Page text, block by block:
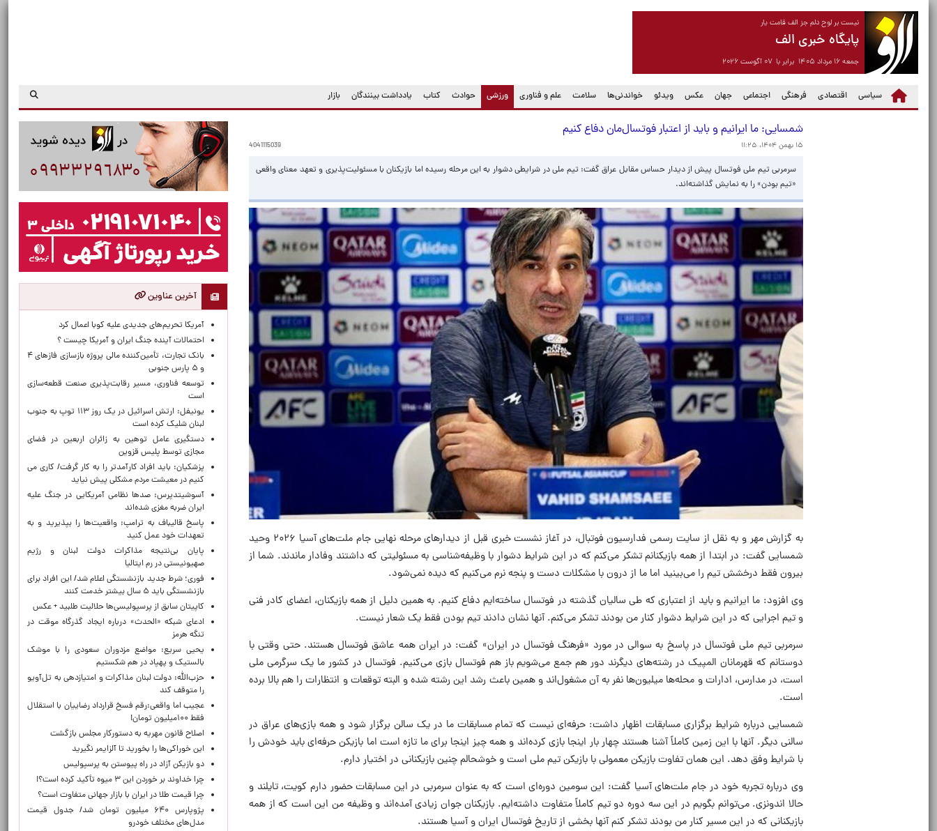
نیست بر لوح دلم جز الف قامت یار
پایگاه خبری الف
جمعه ۱۶ مرداد ۱۴۰۵ برابر با ۰۷ آگوست ۲۰۲۶
سیاسی اقتصادی فرهنگی اجتماعی جهان عکس ویدئو خواندنی‌ها سلامت علم و فناوری ورزشی
(current) حوادث کتاب یادداشت بینندگان بازار
شمسایی: ما ایرانیم و باید از اعتبار فوتسال‌مان دفاع کنیم
۱۵ بهمن ۱۴۰۴، ۱۱:۲۵ 4041115039
سرمربی تیم ملی فوتسال پیش از دیدار حساس مقابل عراق گفت: تیم ملی در شرایطی دشوار به این مرحله رسیده اما بازیکنان با مسئولیت‌پذیری و تعهد معنای واقعی
«تیم بودن» را به نمایش گذاشته‌اند.
به گزارش مهر و به نقل از سایت رسمی فدارسیون فوتبال، در آغاز نشست خبری قبل از دیدارهای مرحله نهایی جام ملت‌های آسیا ۲۰۲۶ وحید
شمسایی گفت: در ابتدا از همه بازیکنانم تشکر می‌کنم که در این شرایط دشوار با وظیفه‌شناسی به مسئولیتی که داشتند وفادار ماندند. شما از
بیرون فقط درخشش تیم را می‌بینید اما ما از درون با مشکلات دست و پنجه نرم می‌کنیم که دیده نمی‌شود.
وی افزود: ما ایرانیم و باید از اعتباری که طی سالیان گذشته در فوتسال ساخته‌ایم دفاع کنیم. به همین دلیل از همه بازیکنان، اعضای کادر فنی
و تیم اجرایی که در این شرایط دشوار کنار من بودند تشکر می‌کنم. آنها نشان دادند تیم بودن فقط یک شعار نیست.
سرمربی تیم ملی فوتسال در پاسخ به سوالی در مورد «فرهنگ فوتسال در ایران» گفت: در ایران همه عاشق فوتسال هستند. حتی وقتی با
دوستانم که قهرمانان المپیک در رشته‌های دیگرند دور هم جمع می‌شویم باز هم فوتسال بازی می‌کنیم. فوتسال در کشور ما یک سرگرمی ملی
است، در مدارس، ادارات و محله‌ها میلیون‌ها نفر به آن مشغول‌اند و همین باعث رشد این رشته شده و البته توقعات و انتظارات را هم بالا برده
است.
شمسایی درباره شرایط برگزاری مسابقات اظهار داشت: حرفه‌ای نیست که تمام مسابقات ما در یک سالن برگزار شود و همه بازی‌های عراق در
سالنی دیگر. آنها با این زمین کاملاً آشنا هستند چهار بار اینجا بازی کرده‌اند و همه چیز اینجا برای ما تازه است اما بازیکن حرفه‌ای باید خودش را
با شرایط وفق دهد. این همان تفاوت بازیکن معمولی با بازیکن تیم ملی است و خوشحالم چنین بازیکنانی در اختیار دارم.
وی درباره تجربه خود در جام ملت‌های آسیا گفت: این سومین دوره‌ای است که به عنوان سرمربی در این مسابقات حضور دارم کویت، تایلند و
حالا اندونزی. می‌توانم بگویم در این سه دوره دو تیم کاملاً متفاوت داشته‌ایم. بازیکنان جوان زیادی آمده‌اند و وظیفه من این است که از همه
بازیکنانی که در این مسیر کنار من بودند تشکر کنم آنها بخشی از تاریخ فوتسال ایران و آسیا هستند.
آخرین عناوین
آمریکا تحریم‌های جدیدی علیه کوبا اعمال کرد
احتمالات آینده جنگ ایران و آمریکا چیست ؟
بانک تجارت، تأمین‌کننده مالی پروژه بازسازی فازهای ۴
و ۵ پارس جنوبی
توسعه فناوری، مسیر رقابت‌پذیری صنعت قطعه‌سازی
است
یونیفل: ارتش اسرائیل در یک روز ۱۱۳ توپ به جنوب
لبنان شلیک کرده است
دستگیری عامل توهین به زائران اربعین در فضای
مجازی توسط پلیس قزوین
پزشکیان: باید افراد کارآمدتر را به کار گرفت/ کاری می
کنیم در معیشت مردم مشکلی پیش نیاید
آسوشیتدپرس: صدها نظامی آمریکایی در جنگ علیه
ایران ضربه مغزی شده‌اند
پاسخ قالیباف به ترامپ: واقعیت‌ها را بپذیرید و به
تعهدات خود عمل کنید
پایان بی‌نتیجه مذاکرات دولت لبنان و رژیم
صهیونیستی در رم ایتالیا
فوری؛ شرط جدید بازنشستگی اعلام شد/ این افراد برای
بازنشستگی باید ۵ سال بیشتر خدمت کنند
کاپیتان سابق از پرسپولیسی‌ها حلالیت طلبید + عکس
ادعای شبکه «الحدث» درباره ایجاد گذرگاه موقت در
تنگه هرمز
یحیی سریع: مواضع مزدوران سعودی را با موشک
بالستیک و پهپاد در هم شکستیم
حزب‌الله: دولت لبنان مذاکرات و امتیازدهی به تل‌آویو
را متوقف کند
عجیب اما واقعی:رقم فسخ قرارداد رضاییان با استقلال
فقط ۱۰۰میلیون تومان!
اصلاح قانون مهریه به دستورکار مجلس بازگشت
این خوراکی‌ها را بخورید تا آلزایمر نگیرید
دو بازیکن آزاد در راه پیوستن به پرسپولیس
چرا خداوند بر خوردن این ۳ میوه تأکید کرده است؟!
چرا قیمت طلا در ایران با بازار جهانی متفاوت است؟
پژوپارس ۶۴۰ میلیون تومان شد/ جدول قیمت
مدل‌های مختلف خودرو